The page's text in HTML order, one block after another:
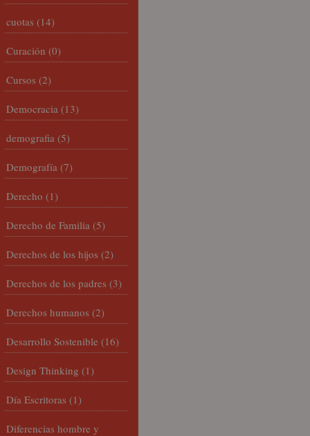
cuotas (14)
Curación (0)
Cursos (2)
Democracia (13)
demografia (5)
Demografía (7)
Derecho (1)
Derecho de Familia (5)
Derechos de los hijos (2)
Derechos de los padres (3)
Derechos humanos (2)
Desarrollo Sostenible (16)
Design Thinking (1)
Día Escritoras (1)
Diferencias hombre y